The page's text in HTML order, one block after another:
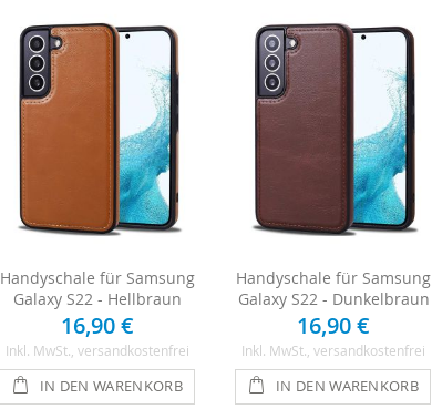
Handyschale für Samsung
Galaxy S22 - Hellbraun
16,90 €
Inkl. MwSt. , versandkostenfrei
IN DEN WARENKORB
Handyschale für Samsung
Galaxy S22 - Dunkelbraun
16,90 €
Inkl. MwSt. , versandkostenfrei
IN DEN WARENKORB